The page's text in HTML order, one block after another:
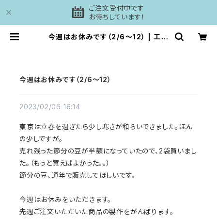
ご注文受付中です
お待ちしています！
今週はお休みです（2/6〜12） | 工房
今週はお休みです（2/6〜12）
2023/02/06 16:14
東京は立春を過ぎたら少し寒さが和らいできました。ほん
の少しですが。
売れ残った節分の豆が半額になっていたので、2袋買いまし
た。（もっと買えばよかった。。）
節分の豆、通年で販売してほしいです。
今週はお休みをいただきます。
先週ご注文いただいた商品の製作をがんばります。